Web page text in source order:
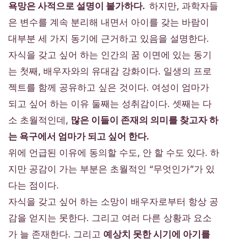
욕망은 사적으로 설명이 불가하다. 하지만, 과학자들
은 변수를 계속 분리해 내면서 아이를 갖는 바람이
대부분 세 가지 동기에 근거하고 있음을 설명한다.
자식을 갖고 싶어 하는 인간의 꿈 이면에 있는 동기
는 첫째, 배우자와의 유대감 강화이다. 일생의 프로
젝트를 함께 공유하고 싶은 것이다. 여성이 엄마가
되고 싶어 하는 이유 둘째는 성취감이다. 셋째는 다
소 초월적인데, 많은 이들이 존재의 의미 를 찾고자 하
는 욕구에서 엄마가 되고 싶어 한다.
위에 언급된 이유에 동의할 수도, 안 할 수도 있다. 하
지만 공감이 가는 부분은 초월적인 “무엇인가”가 있
다는 점이다.
자식을 갖고 싶어 하는 소망이 배우자로부터 항상 공
감을 얻지는 못한다. 그리고 여러 다른 상황과 요소
가 늘 존재한다. 그리고 예상치 못한 시기에 아기를